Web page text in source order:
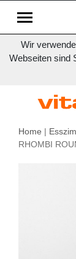
Wir
Webseiten sind
Home |
RHOMBI